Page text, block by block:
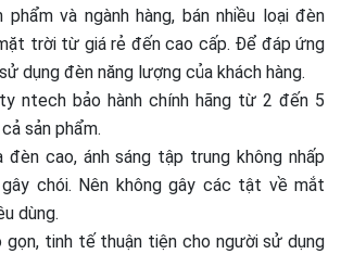
phẩm và ngành hàng, bán nhiều loại đèn
trời từ giá rẻ đến cao cấp. Để đáp ứng
dụng đèn năng lượng của khách hàng.
ntech bảo hành chính hãng từ 2 đến 5
sản phẩm.
đèn cao, ánh sáng tập trung không nhấp
gây chói. Nên không gây các tật về mắt
dùng.
gọn, tinh tế thuận tiện cho người sử dụng